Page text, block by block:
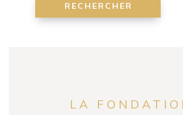
RECHERCHER
LA